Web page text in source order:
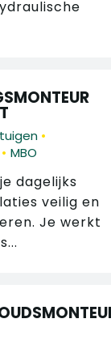
•
• MBO
dagelijks
veilig en
Je werkt